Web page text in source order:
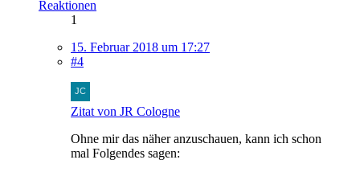
Reaktionen
1
15. Februar 2018 um 17:27
#4
Zitat von JR Cologne
Ohne mir das näher anzuschauen, kann ich schon
mal Folgendes sagen: